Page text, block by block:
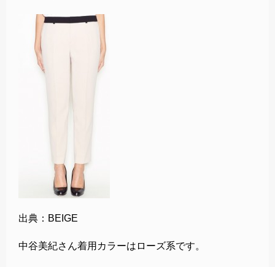
出典：BEIGE
中谷美紀さん着用カラーはローズ系です。